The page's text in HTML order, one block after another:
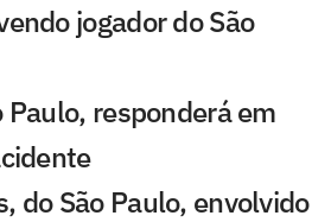
jogador do São
Paulo, responderá em
do São Paulo, envolvido